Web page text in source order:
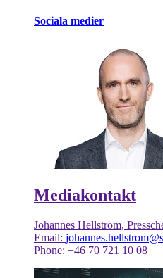
Sociala medier
Mediakontakt
Johannes Hellström,
Email:
Phone: +46 70 721 10 08